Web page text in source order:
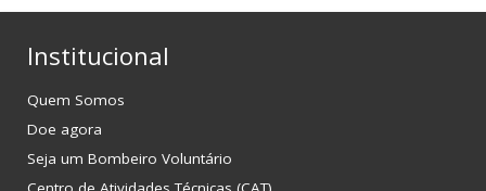
Institucional
Quem Somos
Doe agora
Seja um Bombeiro Voluntário